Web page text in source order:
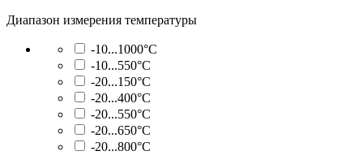
Диапазон измерения температуры
-10...1000°C
-10...550°C
-20...150°C
-20...400°C
-20...550°C
-20...650°C
-20...800°C